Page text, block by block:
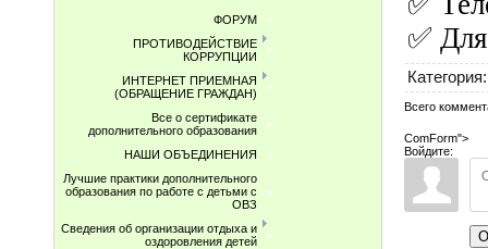
ФОРУМ
ПРОТИВОДЕЙСТВИЕ
КОРРУПЦИИ
ИНТЕРНЕТ ПРИЕМНАЯ
(ОБРАЩЕНИЕ ГРАЖДАН)
Все о сертификате
дополнительного образования
НАШИ ОБЪЕДИНЕНИЯ
Лучшие практики дополнительного
образования по работе с детьми с
ОВЗ
Сведения об организации отдыха и
оздоровления детей
✅
Категория:
Всего
ComForm">
Войдите: